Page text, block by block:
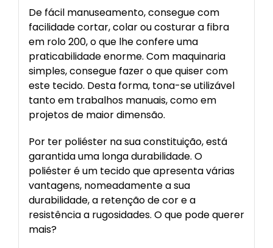
De fácil manuseamento, consegue com
facilidade cortar, colar ou costurar a fibra
em rolo 200, o que lhe confere uma
praticabilidade enorme. Com maquinaria
simples, consegue fazer o que quiser com
este tecido. Desta forma, tona-se utilizável
tanto em trabalhos manuais, como em
projetos de maior dimensão.
Por ter poliéster na sua constituição, está
garantida uma longa durabilidade. O
poliéster é um tecido que apresenta várias
vantagens, nomeadamente a sua
durabilidade, a retenção de cor e a
resistência a rugosidades. O que pode querer
mais?